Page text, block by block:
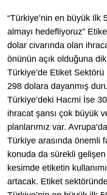
“Türkiye’nin en büyük ilk
almayı hedefliyoruz”
dolar civarında olan
önünün açık olduğuna
Türkiye’de Etiket
298 dolara dayanmış
Türkiye’deki Hacmi İse
ihracat şansı çok büyük
planlarımız var.
Türkiye arasında önemli
konuda da sürekli gelişen
kesimde etiketin
artacak. Etiket